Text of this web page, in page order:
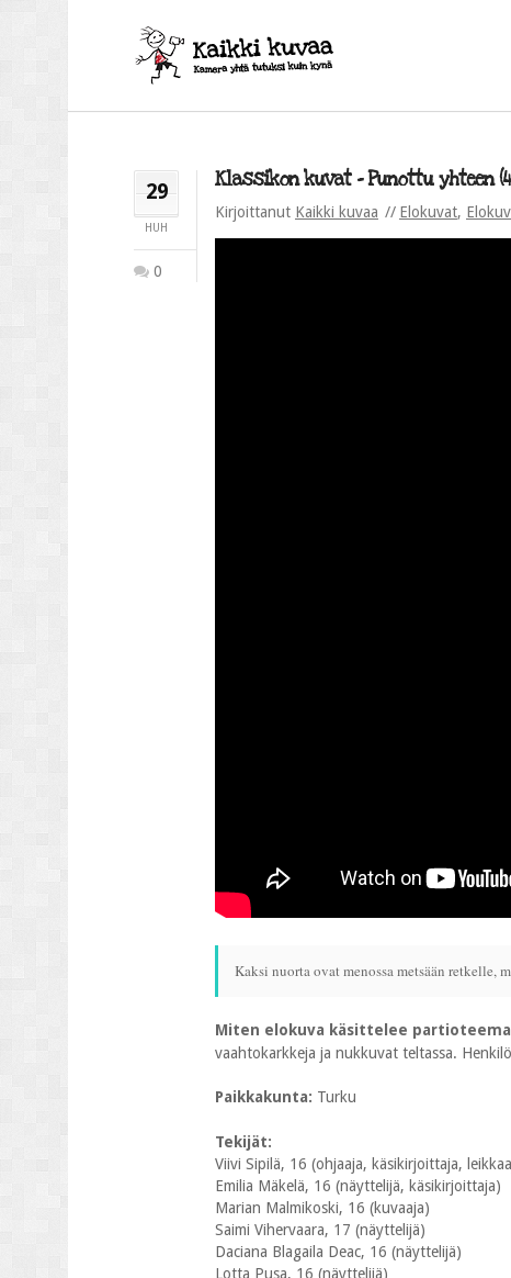
29
HUH
0
Klassikon kuvat – Punottu yhteen
Kirjoittanut Kaikki kuvaa Elokuvat,
Kaksi nuorta ovat menossa metsään
Miten elokuva käsittelee
vaahtokarkkeja ja nukkuvat teltassa.
Paikkakunta: Turku
Tekijät:
Viivi Sipilä, 16 (ohjaaja, käsikirjoittaja,
Emilia Mäkelä, 16 (näyttelijä, käsikirjoittaja)
Marian Malmikoski, 16 (kuvaaja)
Saimi Vihervaara, 17 (näyttelijä)
Daciana Blagaila Deac, 16 (näyttelijä)
Lotta Pusa, 16 (näyttelijä)